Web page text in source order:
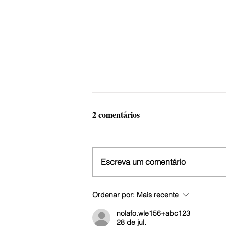
Estudo detalha panorama e
potencial de minerais críticos e
estratégicos na Amazônia
2 comentários
Escreva um comentário
Ordenar por: Mais recente
nolafo.wle156+abc123
28 de jul.